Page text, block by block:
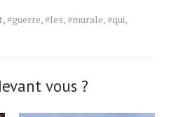
,#guerre,#les,#murale,#qui,
vous ?